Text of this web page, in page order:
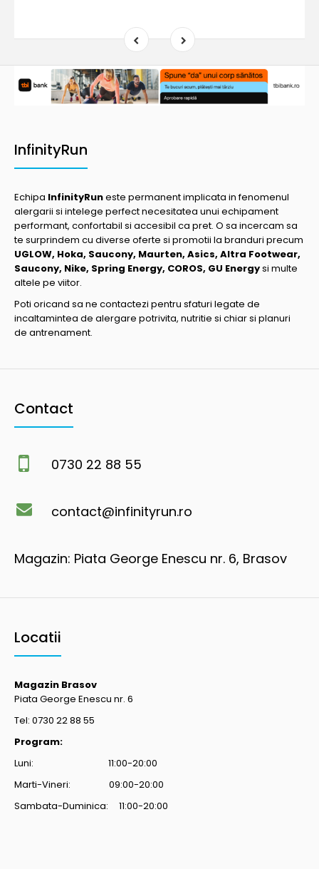
InfinityRun
Echipa InfinityRuneste permanent implicata in fenomenul
alergarii si intelege perfect necesitatea unui echipament
performant, confortabil si accesibil ca pret. O sa incercam sa
te surprindem cu diverse oferte si promotii la branduri precum
UGLOW, Hoka, Saucony, Maurten, Asics, Altra Footwear,
Saucony, Nike, Spring Energy, COROS, GU Energysi multe
altele pe viitor.
Poti oricand sa ne contactezi pentru sfaturi legate de
incaltamintea de alergare potrivita, nutritie si chiar si planuri
de antrenament.
Contact
0730 22 88 55
contact@infinityrun.ro
Magazin: Piata George Enescu nr. 6, Brasov
Locatii
Magazin Brasov
Piata George Enescu nr. 6
Tel: 0730 22 88 55
Program:
Luni: 11:00-20:00
Marti-Vineri: 09:00-20:00
Sambata-Duminica: 11:00-20:00